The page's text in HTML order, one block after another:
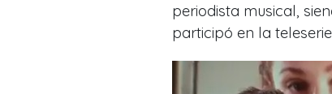
periodista musical,
participó en la